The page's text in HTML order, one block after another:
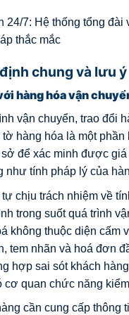
24/7: Hệ thống tổng đài
thắc mắc
chung và lưu ý
hàng hóa vận
vận chuyển, trao đổi
hàng hóa là một phần
để xác minh được giá
như tính pháp lý của
chịu trách nhiệm về
trong suốt quá trình
không thuộc diện cấm
tem nhãn và hoá đơn
hợp sai sót khách
cơ quan chức năng
cần cung cấp thông